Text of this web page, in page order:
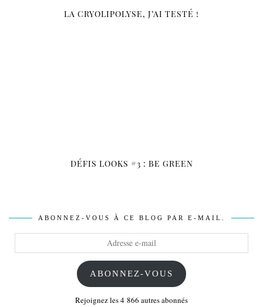
LA CRYOLIPOLYSE, J’AI TESTÉ !
DÉFIS LOOKS #3 : BE GREEN
ABONNEZ-VOUS À CE BLOG PAR E-MAIL.
ABONNEZ-VOUS
Rejoignez les 4 866 autres abonnés